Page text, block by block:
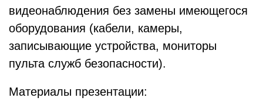
видеонаблюдения без замены имеющегося
оборудования (кабели, камеры,
записывающие устройства, мониторы
пульта служб безопасности).
Материалы презентации: